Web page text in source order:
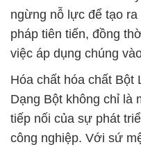
ngừng nỗ lực để tạo
pháp tiên tiến, đồng
việc áp dụng chúng
Hóa chất hóa chất Bột
Dạng Bột không chỉ là
tiếp nối của sự phát
công nghiệp. Với sứ